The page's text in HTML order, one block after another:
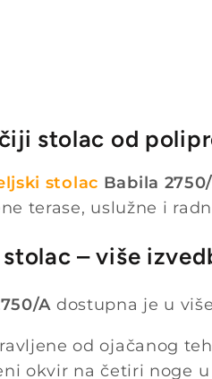
stolac od
stolac Babila
terase, uslužne i
– više
A dostupna je u
od ojačanog
okvir na četiri noge